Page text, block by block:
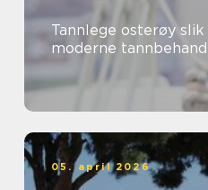
Tannlege osterøy slik finner du trygg og
moderne
05. april 2026